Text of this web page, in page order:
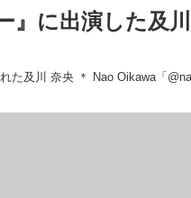
』に出演した及
た及川 奈央 ＊ Nao Oikawa「